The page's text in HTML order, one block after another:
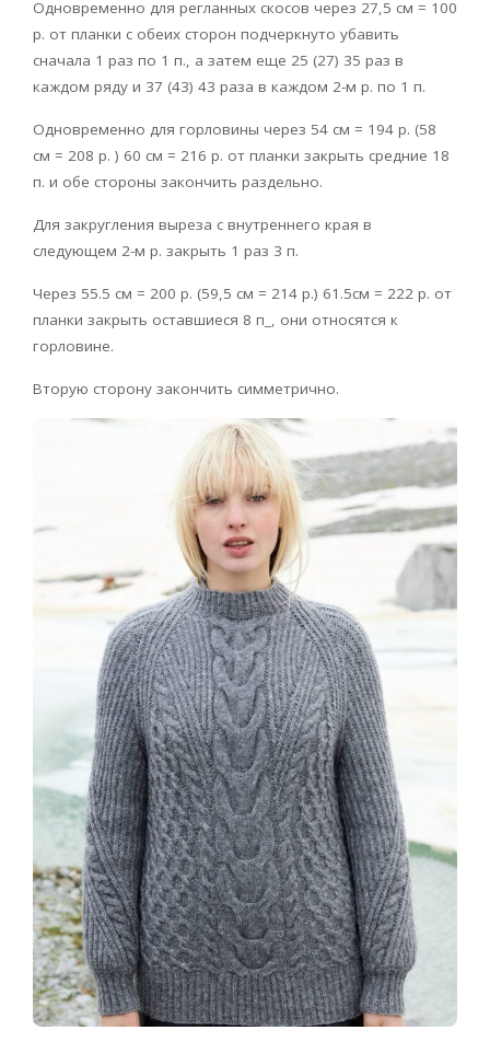
Одновременно для регланных скосов через 27,5 см = 100
р. от планки с обеих сторон подчеркнуто убавить
сначала 1 раз по 1 п., а затем еще 25 (27) 35 раз в
каждом ряду и 37 (43) 43 раза в каждом 2-м р. по 1 п.
Одновременно для горловины через 54 см = 194 р. (58
см = 208 р. ) 60 см = 216 р. от планки закрыть средние 18
п. и обе стороны закончить раздельно.
Для закругления выреза с внутреннего края в
следующем 2-м р. закрыть 1 раз 3 п.
Через 55.5 см = 200 р. (59,5 см = 214 р.) 61.5см = 222 р. от
планки закрыть оставшиеся 8 п_, они относятся к
горловине.
Вторую сторону закончить симметрично.